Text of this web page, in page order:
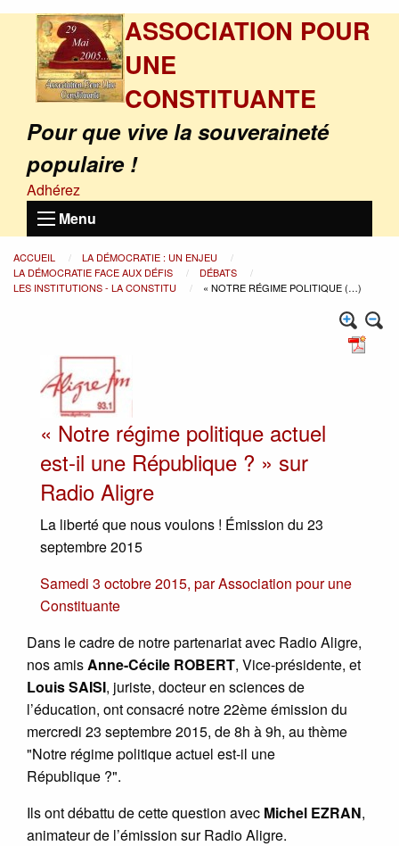
ASSOCIATION POUR
UNE
CONSTITUANTE
Pour que vive la souveraineté
populaire !
Adhérez
Menu
ACCUEIL
LA DÉMOCRATIE : UN ENJEU
LA DÉMOCRATIE FACE AUX DÉFIS
DÉBATS
LES INSTITUTIONS - LA CONSTITU
« NOTRE RÉGIME POLITIQUE (…)
« Notre régime politique actuel
est-il une République ? » sur
Radio Aligre
La liberté que nous voulons ! Émission du 23
septembre 2015
Samedi 3 octobre 2015, parAssociation pour une
Constituante
Dans le cadre de notre partenariat avec Radio Aligre,
nos amisAnne-Cécile ROBERT, Vice-présidente, et
Louis SAISI, juriste, docteur en sciences de
l’éducation, ont consacré notre 22ème émission du
mercredi 23 septembre 2015, de 8h à 9h, au thème
"Notre régime politique actuel est-il une
République ?".
Ils ont débattu de cette question avec Michel EZRAN,
animateur de l’émission sur Radio Aligre.